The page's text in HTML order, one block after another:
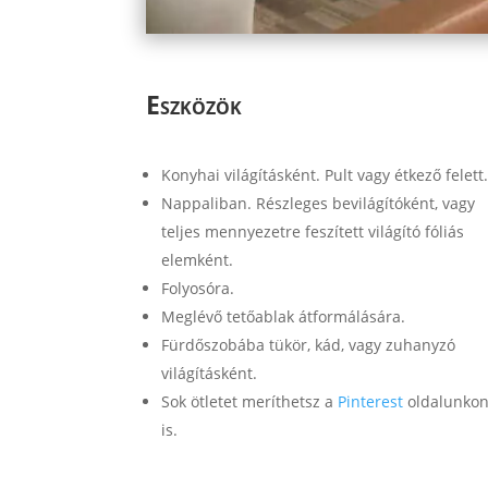
Eszközök
Konyhai világításként. Pult vagy étkező felett.
Nappaliban. Részleges bevilágítóként, vagy
teljes mennyezetre feszített világító fóliás
elemként.
Folyosóra.
Meglévő tetőablak átformálására.
Fürdőszobába tükör, kád, vagy zuhanyzó
világításként.
Sok ötletet meríthetsz a Pinterest
is.